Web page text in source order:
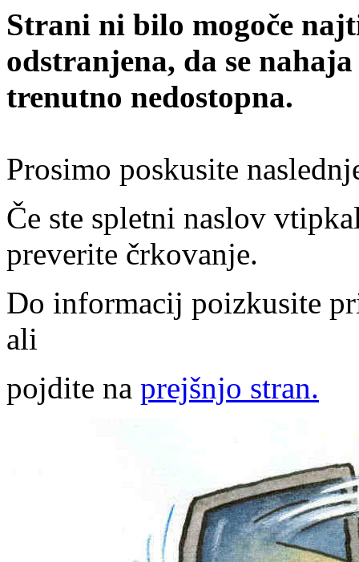
Strani ni bilo mogoče
odstranjena, da se
trenutno nedostopna.
Prosimo poskusite
Če ste spletni naslov
preverite črkovanje.
Do informacij poizkusite
ali
pojdite na prejšnjo stran.